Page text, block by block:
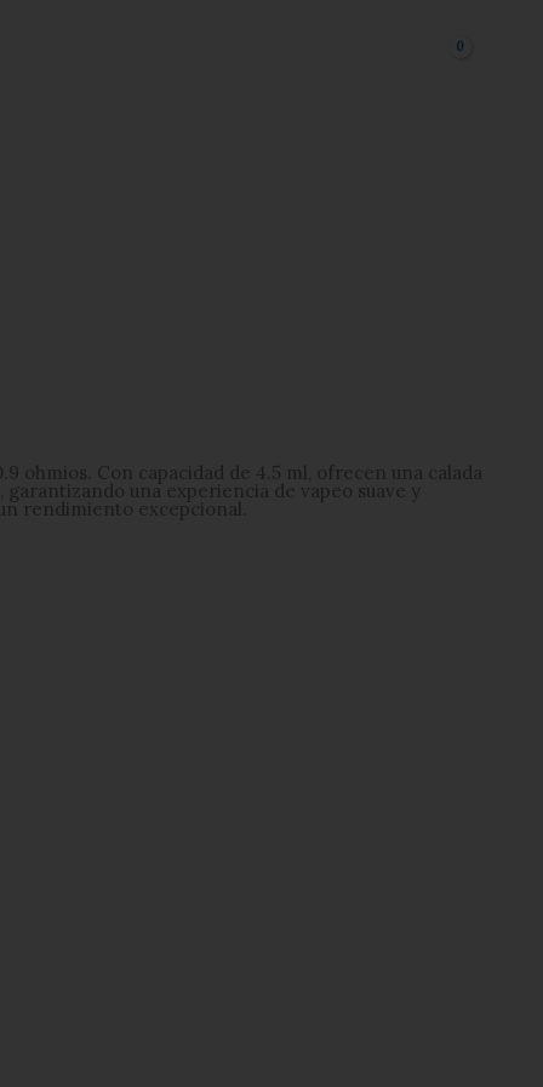
ohmios. Con capacidad de 4.5 ml, ofrecen una calada
una experiencia de vapeo suave y
rendimiento excepcional.